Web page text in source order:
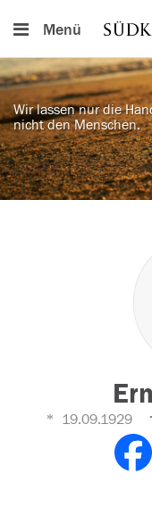
Menü
Wir lassen nur die
nicht den Menschen.
19.09.1929